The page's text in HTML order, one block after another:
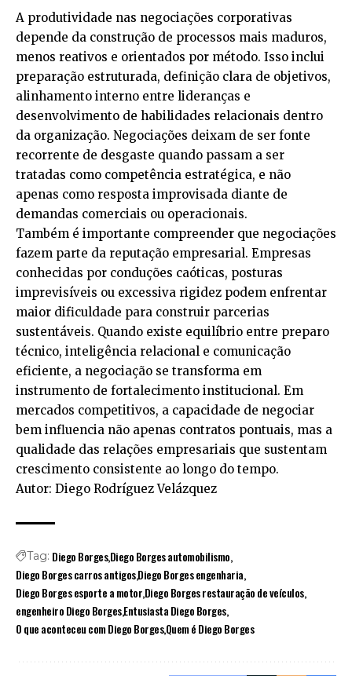
A produtividade nas negociações corporativas
depende da construção de processos mais maduros,
menos reativos e orientados por método. Isso inclui
preparação estruturada, definição clara de objetivos,
alinhamento interno entre lideranças e
desenvolvimento de habilidades relacionais dentro
da organização. Negociações deixam de ser fonte
recorrente de desgaste quando passam a ser
tratadas como competência estratégica, e não
apenas como resposta improvisada diante de
demandas comerciais ou operacionais.
Também é importante compreender que negociações
fazem parte da reputação empresarial. Empresas
conhecidas por conduções caóticas, posturas
imprevisíveis ou excessiva rigidez podem enfrentar
maior dificuldade para construir parcerias
sustentáveis. Quando existe equilíbrio entre preparo
técnico, inteligência relacional e comunicação
eficiente, a negociação se transforma em
instrumento de fortalecimento institucional. Em
mercados competitivos, a capacidade de negociar
bem influencia não apenas contratos pontuais, mas a
qualidade das relações empresariais que sustentam
crescimento consistente ao longo do tempo.
Autor: Diego Rodríguez Velázquez
Tag: Diego BorgesDiego Borges automobilismo
Diego Borges carros antigosDiego Borges engenharia
Diego Borges esporte a motorDiego Borges restauração de veículos
engenheiro Diego BorgesEntusiasta Diego Borges
O que aconteceu com Diego BorgesQuem é Diego Borges